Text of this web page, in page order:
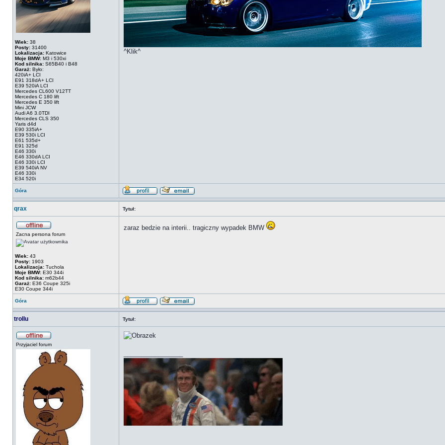
Wiek: 38
Posty: 31400
Lokalizacja: Katowice
Moje BMW: M3 i 530xi
Kod silnika: S65B40 i B48
Garaż: Było:
420iA+ LCI
E91 318dA+ LCI
E39 520iA LCI
Mercedes CL600 V12TT
Mercedes C 180 lift
Mercedes E 350 lift
Mini JCW
Audi A6 3.0TDI
Mercedes CLS 350
Yaris d4d
E90 335iA+
E39 530i LCI
E61 535d+
E91 325d
E46 330i
E46 330dA LCI
E46 330i LCI
E39 540iA NV
E46 330i
E34 520i
^Klik^
Góra
qrax Tytuł:
Zacna persona forum
Wiek: 43
Posty: 1903
Lokalizacja: Tuchola
Moje BMW: E30 344i
Kod silnika: m62b44
Garaż: E36 Coupe 325i
E30 Coupe 344i
zaraz bedzie na interii.. tragiczny wypadek BMW
Góra
trollu Tytuł:
Przyjaciel forum